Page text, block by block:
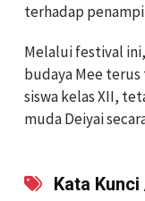
terhadap
Melalui festival
budaya Mee
siswa kelas XII,
muda Deiyai
Kata Kunci